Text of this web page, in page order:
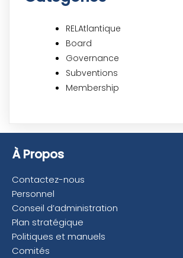
RELAtlantique
Board
Governance
Subventions
Membership
À Propos
Contactez-nous
Personnel
Conseil d’administration
Plan stratégique
Politiques et manuels
Comités